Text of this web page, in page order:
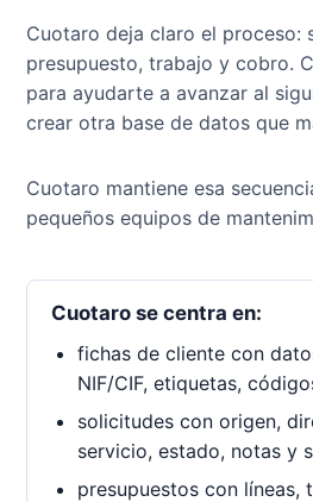
Cuotaro deja claro el proceso:
presupuesto, trabajo y cobro.
para ayudarte a avanzar al
crear otra base de datos que
Cuotaro mantiene esa
pequeños equipos de
Cuotaro se centra en:
fichas de cliente con
NIF/CIF, etiquetas,
solicitudes con origen,
servicio, estado, notas y
presupuestos con líneas,